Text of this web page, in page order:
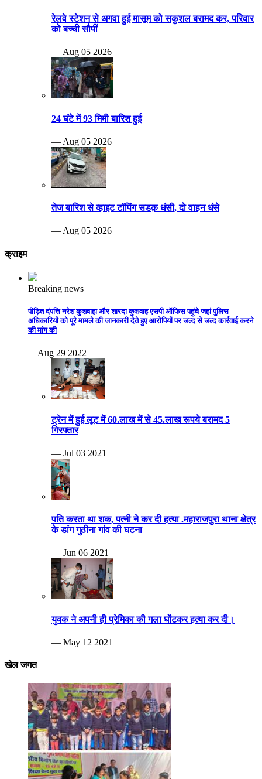
रेलवे स्टेशन से अगवा हुई मासूम को सकुशल बरामद कर, परिवार
को बच्ची सौपीं
— Aug 05 2026
24 घंटे में 93 मिमी बारिश हुई
— Aug 05 2026
तेज बारिश से व्हाइट टॉपिंग सडक़ धंसी, दो वाहन धंसे
— Aug 05 2026
क्राइम
Breaking news
पीड़ित दंपत्ति नरेश कुशवाहा और शारदा कुशवाह एसपी ऑफिस पहुंचे जहां पुलिस
अधिकारियों को पूरे मामले की जानकारी देते हुए आरोपियों पर जल्द से जल्द कार्रवाई करने
की मांग की
—Aug 29 2022
ट्रेन में हुई लूट में 60.लाख में से 45.लाख रूपये बरामद 5
गिरफ्तार
— Jul 03 2021
पति करता था शक, पत्नी ने कर दी हत्या .महाराजपुरा थाना क्षेत्र
के डांग गुठीना गांव की घटना
— Jun 06 2021
युवक ने अपनी ही प्रेमिका की गला घोंटकर हत्या कर दी।
— May 12 2021
खेल जगत